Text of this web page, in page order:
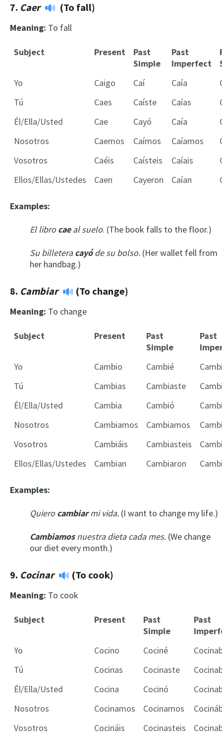
7. Caer (To fall)
Meaning: To fall
Subject Present
Past
Simple
Past
Imperfect
Yo
Caigo Caí Caía
Tú
Caes Caíste Caías
Él/Ella/Usted
Cae Cayó Caía
Nosotros
Caemos Caímos Caíamos
Vosotros
Caéis Caísteis Caíais
Ellos/Ellas/Ustedes
Caen Cayeron Caían
Examples:
El librocaeal suelo. (The book falls to the floor.)
Su billeteracayóde su bolso. (Her wallet fell from
her handbag.)
8. Cambiar (To change)
Meaning: To change
Subject Present
Past
Simple
Past
Yo
Cambio Cambié
Tú
Cambias Cambiaste
Él/Ella/Usted
Cambia Cambió
Nosotros
Cambiamos Cambiamos
Vosotros
Cambiáis Cambiasteis
Ellos/Ellas/Ustedes
Cambian Cambiaron
Examples:
Quierocambiarmi vida. (I want to change my life.)
Cambiamosnuestra dieta cada mes. (We change
our diet every month.)
9. Cocinar (To cook)
Meaning: To cook
Subject Present
Past
Simple
Past
Yo
Cocino Cociné
Tú
Cocinas Cocinaste
Él/Ella/Usted
Cocina Cocinó
Nosotros
Cocinamos Cocinamos
Vosotros
Cocináis Cocinasteis